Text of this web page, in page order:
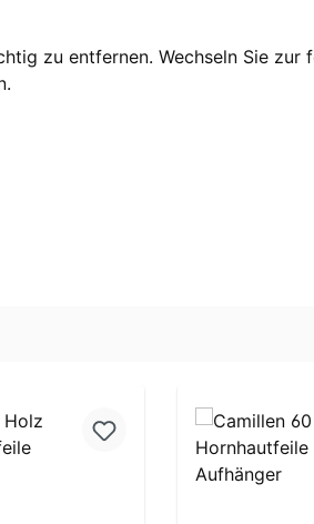
zu entfernen. Wechseln Sie